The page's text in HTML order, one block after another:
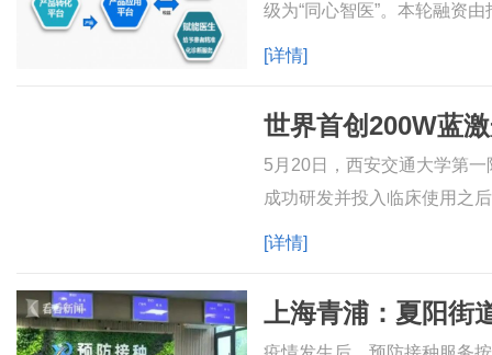
级为“同心智医”。本轮融资
要用于完成“同心智医”所搭
[详情]
世界首创200W蓝
5月20日，西安交通大学第
成功研发并投入临床使用之
再创佳绩，成功研发了大功
[详情]
上海青浦：夏阳街